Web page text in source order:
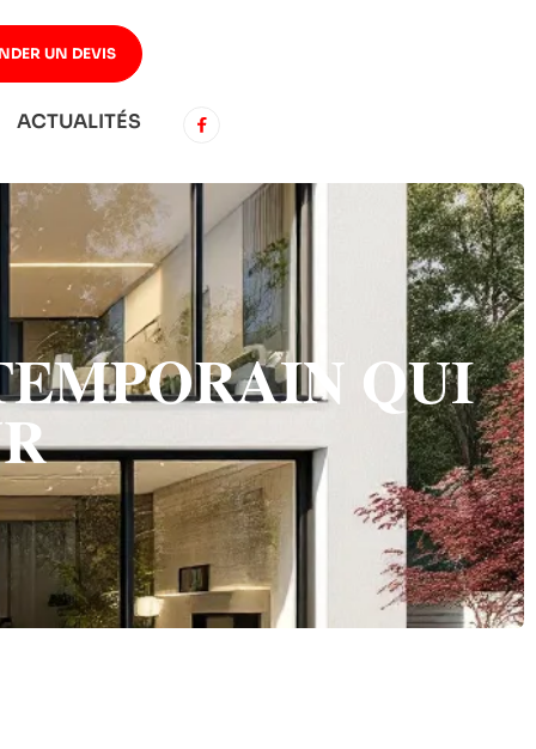
UN DEVIS
ACTUALITÉS
QUI